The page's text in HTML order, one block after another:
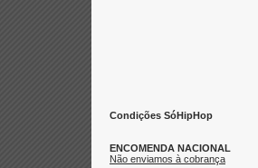
Condições SóHipHop
ENCOMENDA NACIONAL
Não enviamos à cobrança